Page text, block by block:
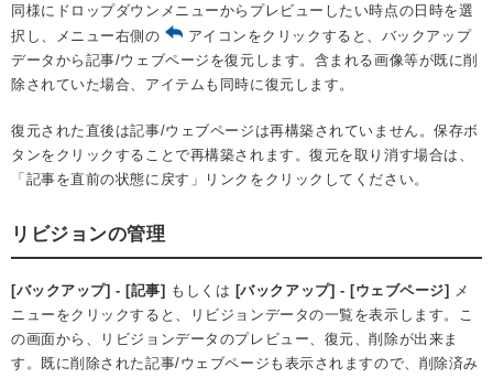
同様にドロップダウンメニューからプレビューしたい時点の日時を選
択し、メニュー右側の
アイコンをクリックすると、バックアップ
データから記事/ウェブページを復元します。含まれる画像等が既に削
除されていた場合、アイテムも同時に復元します。
復元された直後は記事/ウェブページは再構築されていません。保存ボ
タンをクリックすることで再構築されます。復元を取り消す場合は、
「記事を直前の状態に戻す」リンクをクリックしてください。
リビジョンの管理
[バックアップ] - [記事] もしくは [バックアップ] - [ウェブページ] メ
ニューをクリックすると、リビジョンデータの一覧を表示します。こ
の画面から、リビジョンデータのプレビュー、復元、削除が出来ま
す。既に削除された記事/ウェブページも表示されますので、削除済み